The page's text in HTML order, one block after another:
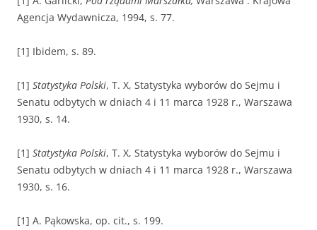
Agencja Wydawnicza, 1994, s. 77.
[1] Ibidem, s. 89.
[1] Statystyka Polski, T. X, Statystyka wyborów do Sejmu i
Senatu odbytych w dniach 4 i 11 marca 1928 r., Warszawa
1930, s. 14.
[1] Statystyka Polski, T. X, Statystyka wyborów do Sejmu i
Senatu odbytych w dniach 4 i 11 marca 1928 r., Warszawa
1930, s. 16.
[1] A. Pąkowska, op. cit., s. 199.